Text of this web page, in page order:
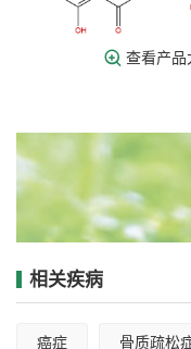
查看产品
相关疾病
癌症 骨质疏松